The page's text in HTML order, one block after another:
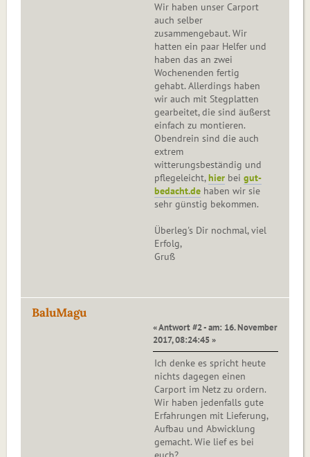
Wir haben unser Carport
auch selber
zusammengebaut. Wir
hatten ein paar Helfer und
haben das an zwei
Wochenenden fertig
gehabt. Allerdings haben
wir auch mit Stegplatten
gearbeitet, die sind äußerst
einfach zu montieren.
Obendrein sind die auch
extrem
witterungsbeständig und
pflegeleicht,hier bei gut-
bedacht.de haben wir sie
sehr günstig bekommen.
Überleg's Dir nochmal, viel
Erfolg,
Gruß
BaluMagu
« Antwort #2 - am: 16. November
2017, 08:24:45 »
Ich denke es spricht heute
nichts dagegen einen
Carport im Netz zu ordern.
Wir haben jedenfalls gute
Erfahrungen mit Lieferung,
Aufbau und Abwicklung
gemacht. Wie lief es bei